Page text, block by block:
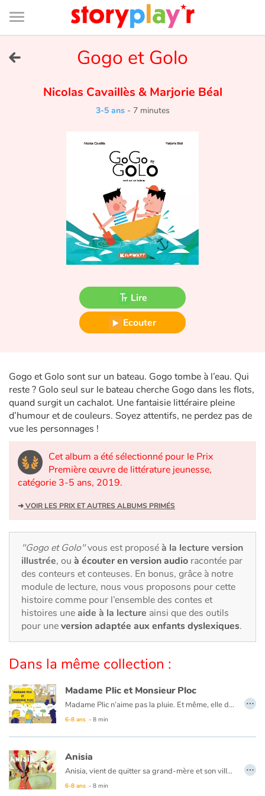
Connexion
Bibliothèque
de
page
Tester gratuitement
Contes d'ici et d'ailleurs
Princesses et princes, rois, reines et dragons
Ogres, monstres et sorcières
Écologie, nature, saisons
Les animaux
Autour du monde
Apprentissage
Art, espace, activité
Documentaires
En famille
Quotidien et loisirs
Amour et amitié
Sujets de société
Émotions et sentiments
Gogo et Golo
Nicolas Cavaillès &Marjorie Béal
3-5 ans- 7 minutes
Lire
Ecouter
Gogo et Golo sont sur un bateau. Gogo tombe à l’eau. Qui
reste ? Golo seul sur le bateau cherche Gogo dans les flots,
quand surgit un cachalot. Une fantaisie littéraire pleine
d’humour et de couleurs. Soyez attentifs, ne perdez pas de
vue les personnages !
Cet album a été sélectionné pour le Prix
Première œuvre de littérature jeunesse,
catégorie 3-5 ans, 2019.
➜VOIR LES PRIX ET AUTRES ALBUMS PRIMÉS
"Gogo et Golo"vous est proposéà la lecture version
illustrée, ou à écouter en version audio racontée par
des conteurs et conteuses. En bonus, grâce à notre
module de lecture, nous vous proposons pour cette
histoire comme pour l’ensemble des contes et
histoires uneaide à la lecture ainsi que des outils
pour uneversion adaptée aux enfants dyslexiques.
Dans la même collection :
Madame Plic et Monsieur Ploc
Madame Plic n’aime pas la pluie. Et même, elle déteste la pluie ! À chaque averse, des fuites d’eau se transforment en flaques d’eau sur son parquet et inondent son salon. En plus, ce jour là, l’eau déborde chez son voisin, Monsieur Ploc qui n’est pas très content !
6-8 ans - 8 min
…
Anisia
Anisia, vient de quitter sa grand-mère et son village en Angola pour venir en France avec ses parents et son petit frère. Tout est nouveau, tout est différent quand on change de pays... Heureusement, en allant à l’école, Anisia va rencontrer Mariette et sa nouvelle maîtresse.
6-8 ans - 8 min
…